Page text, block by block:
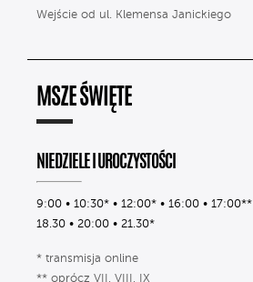
Wejście od ul. Klemensa Janickiego
MSZE ŚWIĘTE
NIEDZIELE I UROCZYSTOŚCI
9:00 • 10:30* • 12:00* • 16:00 • 17:00**
18.30 • 20:00 • 21.30*
* transmisja online
** oprócz VII, VIII, IX